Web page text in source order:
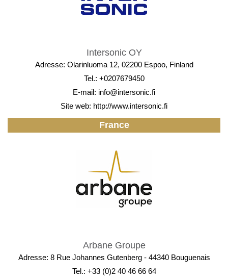
Intersonic OY
Adresse: Olarinluoma 12, 02200 Espoo, Finland
Tel.: +0207679450
E-mail: info@intersonic.fi
Site web: http://www.intersonic.fi
France
Arbane Groupe
Adresse: 8 Rue Johannes Gutenberg - 44340 Bouguenais
Tel.: +33 (0)2 40 46 66 64